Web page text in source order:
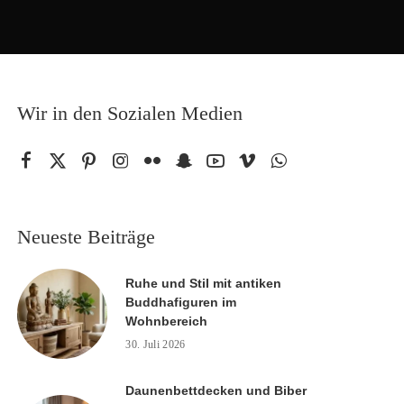
Wir in den Sozialen Medien
Neueste Beiträge
Ruhe und Stil mit antiken
Buddhafiguren im
Wohnbereich
30. Juli 2026
Daunenbettdecken und Biber